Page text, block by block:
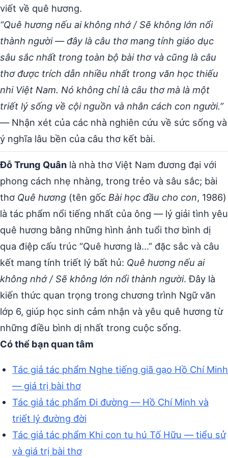
viết về quê hương.
“Quê hương nếu ai không nhớ / Sẽ không lớn nổi
thành người — đây là câu thơ mang tính giáo dục
sâu sắc nhất trong toàn bộ bài thơ và cũng là câu
thơ được trích dẫn nhiều nhất trong văn học thiếu
nhi Việt Nam. Nó không chỉ là câu thơ mà là một
triết lý sống về cội nguồn và nhân cách con người.”
— Nhận xét của các nhà nghiên cứu về sức sống và
ý nghĩa lâu bền của câu thơ kết bài.
Đỗ Trung Quân là nhà thơ Việt Nam đương đại với
phong cách nhẹ nhàng, trong trẻo và sâu sắc; bài
thơ Quê hương (tên gốc Bài học đầu cho con, 1986)
là tác phẩm nổi tiếng nhất của ông — lý giải tình yêu
quê hương bằng những hình ảnh tuổi thơ bình dị
qua điệp cấu trúc “Quê hương là…” đặc sắc và câu
kết mang tính triết lý bất hủ: Quê hương nếu ai
không nhớ / Sẽ không lớn nổi thành người. Đây là
kiến thức quan trọng trong chương trình Ngữ văn
lớp 6, giúp học sinh cảm nhận và yêu quê hương từ
những điều bình dị nhất trong cuộc sống.
Có thể bạn quan tâm
Tác giả tác phẩm Nghe tiếng giã gạo Hồ Chí Minh
— giá trị bài thơ
Tác giả tác phẩm Đi đường — Hồ Chí Minh và
triết lý đường đời
Tác giả tác phẩm Khi con tu hú Tố Hữu — tiểu sử
và giá trị bài thơ